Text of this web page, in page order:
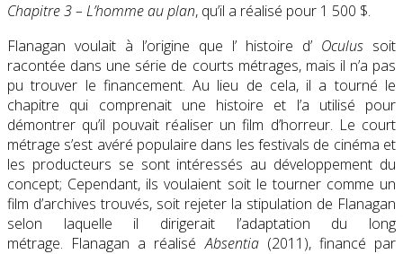
Chapitre 3 – L’homme au plan, qu’il a réalisé pour 1 500 $.
Flanagan voulait à l’origine que l’ histoire d’ Oculus soit
racontée dans une série de courts métrages, mais il n’a pas
pu trouver le financement. Au lieu de cela, il a tourné le
chapitre qui comprenait une histoire et l’a utilisé pour
démontrer qu’il pouvait réaliser un film d’horreur. Le court
métrage s’est avéré populaire dans les festivals de cinéma et
les producteurs se sont intéressés au développement du
concept; Cependant, ils voulaient soit le tourner comme un
film d’archives trouvés, soit rejeter la stipulation de Flanagan
selon laquelle il dirigerait l’adaptation du long
métrage. Flanagan a réaliséAbsentia(2011), financé par